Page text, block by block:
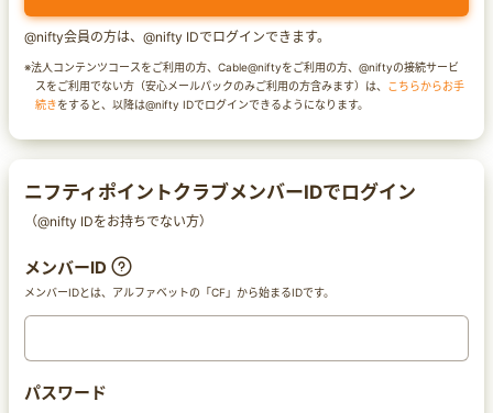
@nifty会員の方は、@nifty IDでログインできます。
※法人コンテンツコースをご利用の方、Cable@niftyをご利用の方、@niftyの接続サービ
スをご利用でない方（安心メールパックのみご利用の方含みます）は、 こちらからお手
続きをすると、以降は@nifty IDでログインできるようになります。
ニフティポイントクラブメンバーIDでログイン
（@nifty IDをお持ちでない方）
メンバーID
メンバーIDとは、アルファベットの「CF」から始まるIDです。
パスワード